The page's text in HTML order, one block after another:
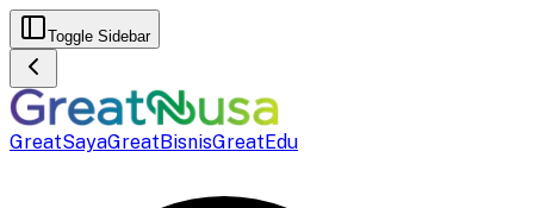
Toggle Sidebar
GreatSayaGreatBisnisGreatEdu